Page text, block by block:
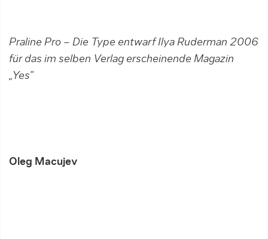
Praline Pro – Die Type entwarf Ilya Ruderman 2006
für das im selben Verlag erscheinende Magazin
„Yes”
Oleg Macujev